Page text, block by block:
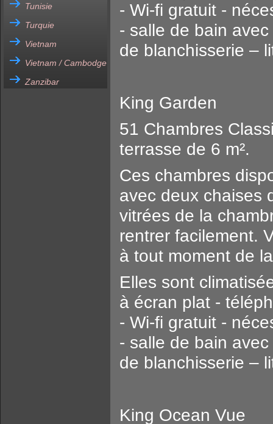
Tunisie
Turquie
Vietnam
Vietnam / Cambodge
Zanzibar
- Wi-fi gratuit -
- salle de bain
de blanchisserie –
King Garden
51 Chambres
terrasse de 6 m².
Ces chambres
avec deux chaises
vitrées de la
rentrer facilement.
à tout moment de
Elles sont
à écran plat -
- Wi-fi gratuit -
- salle de bain
de blanchisserie –
King Ocean Vue